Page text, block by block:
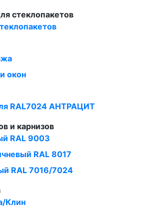
стеклопакетов
окон
RAL7024 АНТРАЦИТ
и карнизов
RAL 9003
RAL 8017
RAL 7016/7024
Клин